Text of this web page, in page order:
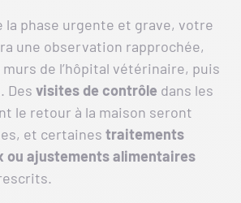
la phase urgente et grave, votre
une observation rapprochée,
murs de l’hôpital vétérinaire, puis
Des visites de contrôle dans les
le retour à la maison seront
et certaines traitements
ou ajustements alimentaires